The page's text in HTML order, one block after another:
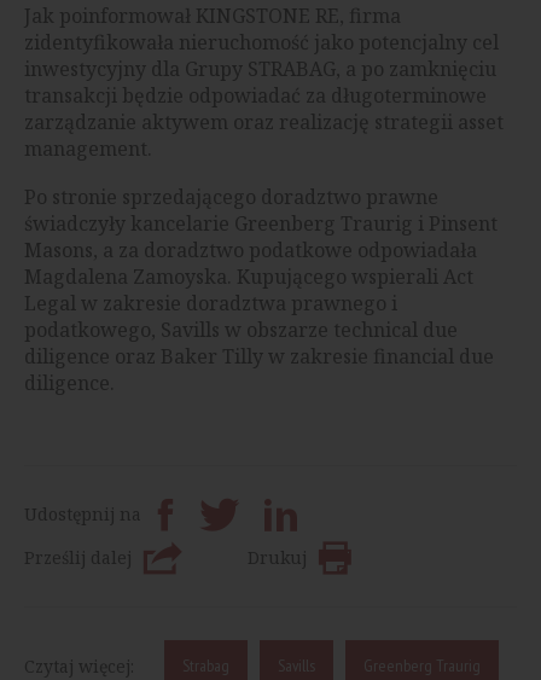
Jak poinformował KINGSTONE RE, firma
zidentyfikowała nieruchomość jako potencjalny cel
inwestycyjny dla Grupy STRABAG, a po zamknięciu
transakcji będzie odpowiadać za długoterminowe
zarządzanie aktywem oraz realizację strategii asset
management.
Po stronie sprzedającego doradztwo prawne
świadczyły kancelarie Greenberg Traurig i Pinsent
Masons, a za doradztwo podatkowe odpowiadała
Magdalena Zamoyska. Kupującego wspierali Act
Legal w zakresie doradztwa prawnego i
podatkowego, Savills w obszarze technical due
diligence oraz Baker Tilly w zakresie financial due
diligence.
Udostępnij na
Prześlij dalej
Drukuj
Czytaj więcej: Strabag Savills Greenberg Traurig